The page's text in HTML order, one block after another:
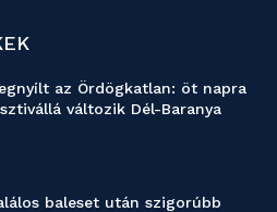
az Ördögkatlan: öt napra
változik Dél-Baranya
baleset után szigorúbb